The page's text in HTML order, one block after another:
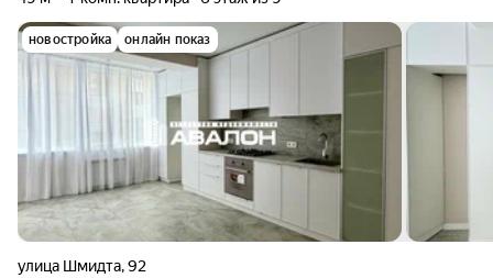
новостройка онлайн показ
улица Шмидта,92